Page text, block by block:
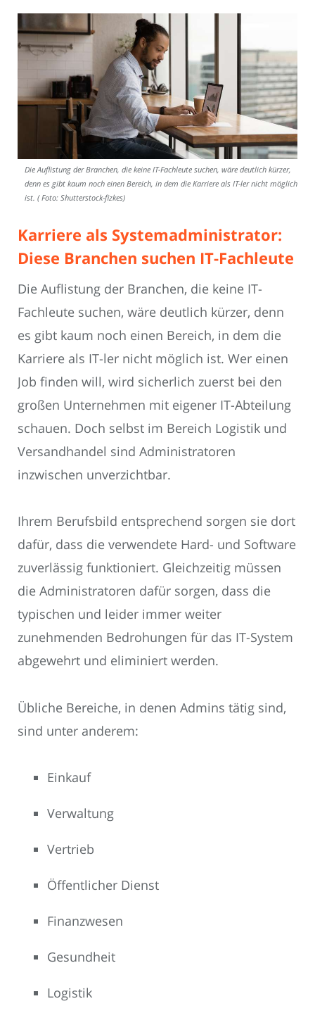
Die Auflistung der Branchen, die keine IT-Fachleute suchen, wäre deutlich kürzer,
denn es gibt kaum noch einen Bereich, in dem die Karriere als IT-ler nicht möglich
ist. ( Foto: Shutterstock-fizkes)
Karriere als Systemadministrator:
Diese Branchen suchen IT-Fachleute
Die Auflistung der Branchen, die keine IT-
Fachleute suchen, wäre deutlich kürzer, denn
es gibt kaum noch einen Bereich, in dem die
Karriere als IT-ler nicht möglich ist. Wer einen
Job finden will, wird sicherlich zuerst bei den
großen Unternehmen mit eigener IT-Abteilung
schauen. Doch selbst im Bereich Logistik und
Versandhandel sind Administratoren
inzwischen unverzichtbar.
Ihrem Berufsbild entsprechend sorgen sie dort
dafür, dass die verwendete Hard- und Software
zuverlässig funktioniert. Gleichzeitig müssen
die Administratoren dafür sorgen, dass die
typischen und leider immer weiter
zunehmenden Bedrohungen für das IT-System
abgewehrt und eliminiert werden.
Übliche Bereiche, in denen Admins tätig sind,
sind unter anderem:
Einkauf
Verwaltung
Vertrieb
Öffentlicher Dienst
Finanzwesen
Gesundheit
Logistik